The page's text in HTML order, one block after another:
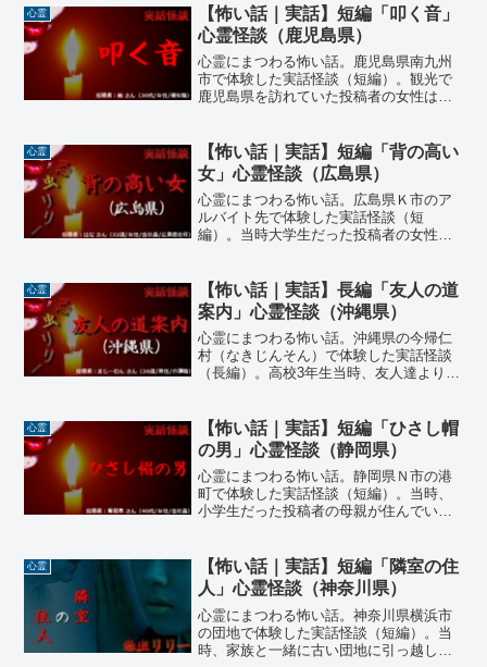
団地のエレベーターに乗り込もうとした
ら…
心霊
【怖い話｜実話】短編「叩く音」
心霊怪談（鹿児島県）
心霊にまつわる怖い話。鹿児島県南九州
市で体験した実話怪談（短編）。観光で
鹿児島県を訪れていた投稿者の女性は、
資料に心を揺さぶられながら見学してい
ると『三角兵舍』という建物の復元エリ
アに辿り着くが…
心霊
【怖い話｜実話】短編「背の高い
女」心霊怪談（広島県）
心霊にまつわる怖い話。広島県Ｋ市のア
ルバイト先で体験した実話怪談（短
編）。当時大学生だった投稿者の女性は
後は一人で締めの作業をすることが多か
った。ある日のこと、バイト先の先輩
が…
心霊
【怖い話｜実話】長編「友人の道
案内」心霊怪談（沖縄県）
心霊にまつわる怖い話。沖縄県の今帰仁
村（なきじんそん）で体験した実話怪談
（長編）。高校3年生当時、友人達より先
りに連絡があった。「暇なら今からドラ
イブでもしない？面白いところ案内する
よ。」と…
心霊
【怖い話｜実話】短編「ひさし帽
の男」心霊怪談（静岡県）
心霊にまつわる怖い話。静岡県Ｎ市の港
町で体験した実話怪談（短編）。当時、
小学生だった投稿者の母親が住んでいた
夏の日の夜のこと、珍しく深夜に目を覚
ますと…
心霊
【怖い話｜実話】短編「隣室の住
人」心霊怪談（神奈川県）
心霊にまつわる怖い話。神奈川県横浜市
の団地で体験した実話怪談（短編）。当
時、家族と一緒に古い団地に引っ越して